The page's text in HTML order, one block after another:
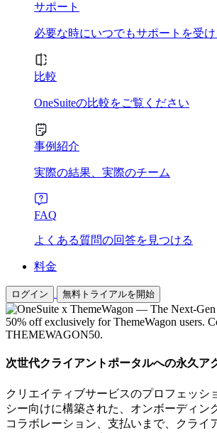
サポート
必要な時にいつでもサポートを受け
比較
OneSuiteの比較をご覧ください
事例紹介
実際の結果、実際のチーム
FAQ
よくある質問の回答を見つける
料金
ログイン 無料トライアルを開始
次世代クライアントポータルへの永久ア
クリエイティブサービスのプロフェッシ
シー向けに構築された、オンボーディン
コラボレーション、支払いまで、クライ